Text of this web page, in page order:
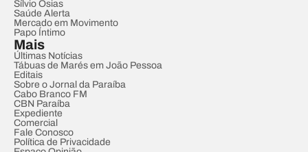
Sílvio Osias
Saúde Alerta
Mercado em Movimento
Papo Íntimo
Mais
Últimas Notícias
Tábuas de Marés em João Pessoa
Editais
Sobre o Jornal da Paraíba
Cabo Branco FM
CBN Paraíba
Expediente
Comercial
Fale Conosco
Política de Privacidade